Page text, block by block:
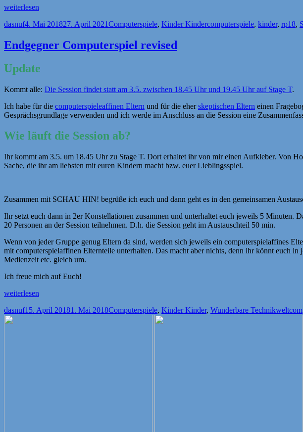
„Endgegner
–
Ergebnisse“
weiterlesen
Autor
dasnufVeröffentlicht
4. Mai 201827. April 2021Kategorien
Computerspiele, Kinder KinderSchlagwörter
computerspiele, kinder, rp18,
Endgegner Computerspiel revised
Update
Kommt alle: Die Session findet statt am 3.5. zwischen 18.45 Uhr und 19.45 Uhr auf Stage T.
Ich habe für die computerspieleaffinen Eltern und für die eherskeptischen Eltern einen
Gesprächsgrundlage verwenden und ich werde im Anschluss an die Session eine
Wie läuft die Session ab?
Ihr kommt am 3.5. um 18.45 Uhr zu Stage T. Dort erhaltet ihr von mir einen Aufkleber. Von
Sache, die ihr am liebsten mit euren Kindern macht bzw. euer Lieblingsspiel.
Zusammen mit SCHAU HIN! begrüße ich euch und dann geht es in den gemeinsamen
Ihr setzt euch dann in 2er Konstellationen zusammen und unterhaltet euch jeweils 5 Minuten.
20 Personen an der Session teilnehmen. D.h. die Session geht im Austauschteil 50 min.
Wenn von jeder Gruppe genug Eltern da sind, werden sich jeweils ein computerspielaffines
mit computerspielaffinen Elternteile unterhalten. Das macht aber nichts, denn ihr könnt euch
Medienzeit etc. gleich um.
Ich freue mich auf Euch!
„Endgegner
revised“
weiterlesen
Autor
dasnufVeröffentlicht
15. April 20181. Mai 2018Kategorien
Computerspiele, Kinder Kinder, Wunderbare Technikwelt